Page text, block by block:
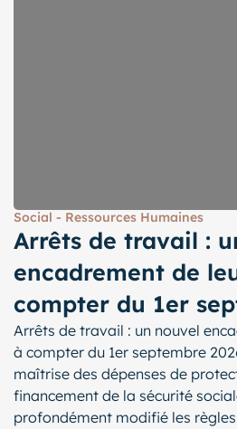
Social - Ressources Humaines
Arrêts de travail :
encadrement de
compter du 1er
Arrêts de travail : un nouvel
à compter du 1er septembre
maîtrise des dépenses de
financement de la sécurité
profondément modifié les